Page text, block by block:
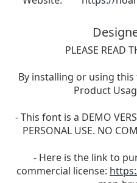
PLEASE READ
By installing or using
Product
- This font is a DEMO
PERSONAL USE. NO
- Here is the link to
commercial license: